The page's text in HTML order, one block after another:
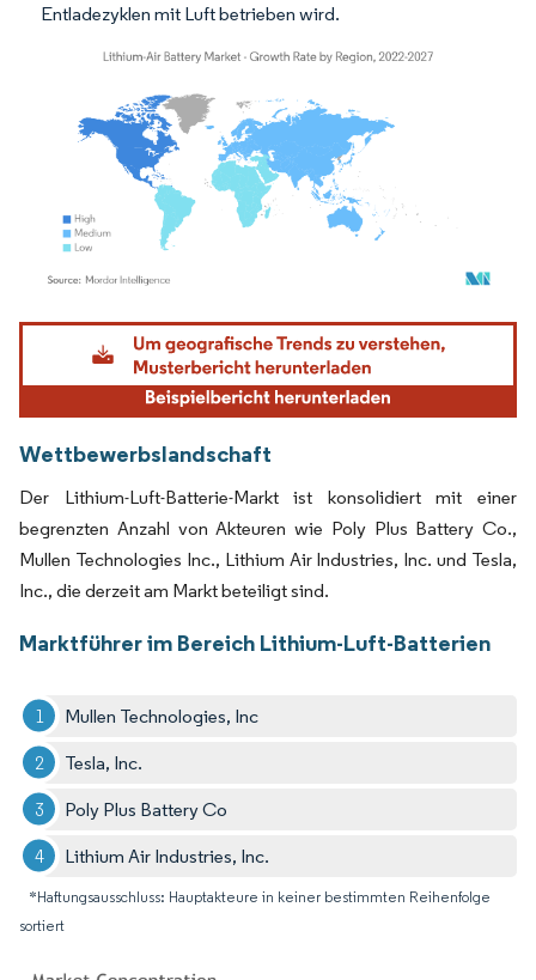
Entladezyklen mit Luft betrieben wird.
Bild © Mordor Intelligence. Wiederverwendung erfordert Namensnennung gemäß
Wettbewerbslandschaft
Der Lithium-Luft-Batterie-Markt ist konsolidiert mit einer
begrenzten Anzahl von Akteuren wie Poly Plus Battery Co.,
Mullen Technologies Inc., Lithium Air Industries, Inc. und Tesla,
Inc., die derzeit am Markt beteiligt sind.
Marktführer im Bereich Lithium-Luft-Batterien
Mullen Technologies, Inc
Tesla, Inc.
Poly Plus Battery Co
Lithium Air Industries, Inc.
*Haftungsausschluss: Hauptakteure in keiner bestimmten Reihenfolge
sortiert